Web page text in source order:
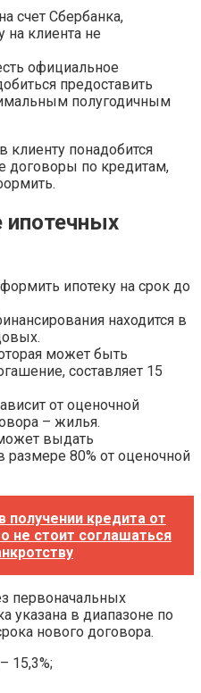
счет Сбербанка,
на клиента не
официальное
предоставить
полугодичным
понадобится
договоры по кредитам,
ипотечных
ипотеку на срок до
находится в
может быть
составляет 15
от оценочной
– жилья.
выдать
80% от оценочной
кредита от
не стоит соглашаться
первоначальных
указана в диапазоне по
нового договора.
15,3%;